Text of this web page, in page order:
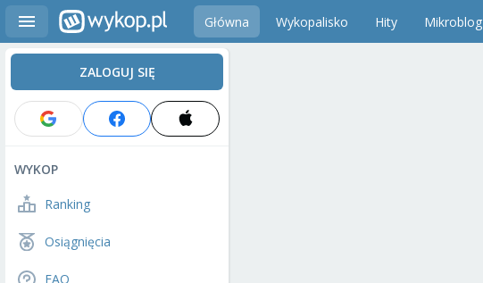
Główna Wykopalisko Hity Mikroblog
ZALOGUJ SIĘ
WYKOP
Ranking
Osiągnięcia
FAQ